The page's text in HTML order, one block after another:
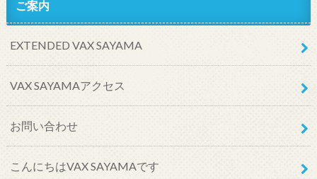
ご案内
EXTENDED VAX SAYAMA
VAX SAYAMAアクセス
お問い合わせ
こんにちはVAX SAYAMAです